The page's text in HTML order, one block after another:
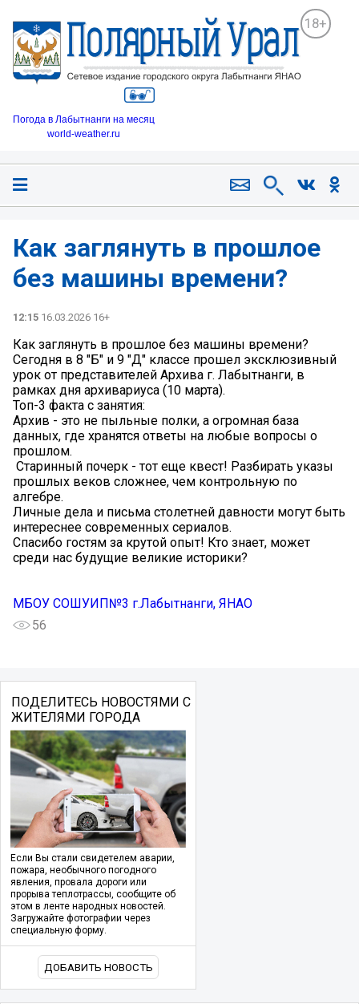
18+
Погода в Лабытнанги на месяц
world-weather.ru
Как заглянуть в прошлое
без машины времени? ️
12:15 16.03.2026 16+
Как заглянуть в прошлое без машины времени? ️
Сегодня в 8 "Б" и 9 "Д" классе прошел эксклюзивный
урок от представителей Архива г. Лабытнанги, в
рамках дня архивариуса (10 марта).
Топ-3 факта с занятия:
Архив - это не пыльные полки, а огромная база
данных, где хранятся ответы на любые вопросы о
прошлом.
️ Старинный почерк - тот еще квест! Разбирать указы
прошлых веков сложнее, чем контрольную по
алгебре.
Личные дела и письма столетней давности могут быть
интереснее современных сериалов.
Спасибо гостям за крутой опыт! Кто знает, может
среди нас будущие великие историки?
МБОУ СОШУИП№3 г.Лабытнанги, ЯНАО
56
ПОДЕЛИТЕСЬ НОВОСТЯМИ С
ЖИТЕЛЯМИ ГОРОДА
Если Вы стали свидетелем аварии,
пожара, необычного погодного
явления, провала дороги или
прорыва теплотрассы, сообщите об
этом в ленте народных новостей.
Загружайте фотографии через
специальную форму.
ДОБАВИТЬ НОВОСТЬ